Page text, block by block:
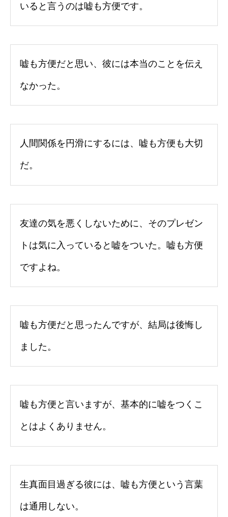
いると言うのは嘘も方便です。
嘘も方便だと思い、彼には本当のことを伝え
なかった。
人間関係を円滑にするには、嘘も方便も大切
だ。
友達の気を悪くしないために、そのプレゼン
トは気に入っていると嘘をついた。嘘も方便
ですよね。
嘘も方便だと思ったんですが、結局は後悔し
ました。
嘘も方便と言いますが、基本的に嘘をつくこ
とはよくありません。
生真面目過ぎる彼には、嘘も方便という言葉
は通用しない。